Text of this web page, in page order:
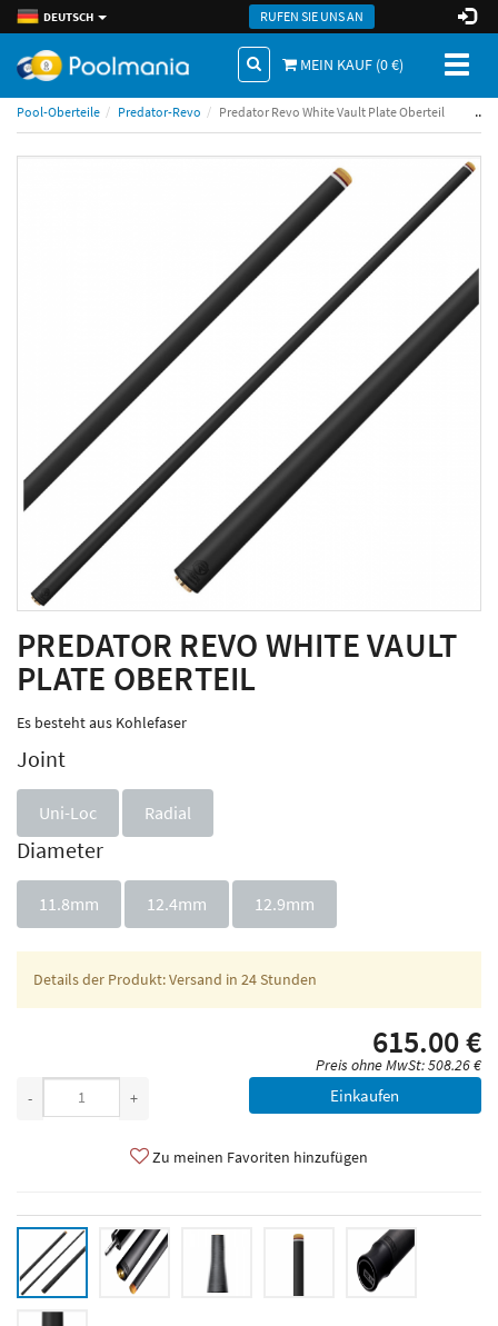
DEUTSCH RUFEN SIE UNS AN
MEIN KAUF (0€)
Pool-Oberteile Predator-Revo Predator Revo White Vault Plate Oberteil ..
PREDATOR REVO WHITE VAULT
PLATE OBERTEIL
Es besteht aus Kohlefaser
Joint
Uni-Loc Radial
Diameter
11.8mm 12.4mm 12.9mm
Details der Produkt: Versand in 24 Stunden
615.00 €
Preis ohne MwSt: 508.26 €
-
+ Einkaufen
Zu meinen Favoriten hinzufügen